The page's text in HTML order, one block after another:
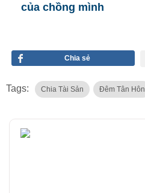
của chồng mình
Chia sẻ
Tags: Chia Tài Sản Đêm Tân Hôn